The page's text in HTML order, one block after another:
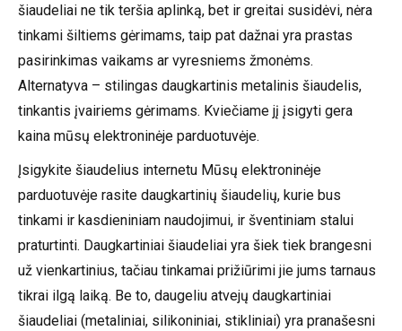
šiaudeliai ne tik teršia aplinką, bet ir greitai susidėvi, nėra
tinkami šiltiems gėrimams, taip pat dažnai yra prastas
pasirinkimas vaikams ar vyresniems žmonėms.
Alternatyva – stilingas daugkartinis metalinis šiaudelis,
tinkantis įvairiems gėrimams. Kviečiame jį įsigyti gera
kaina mūsų elektroninėje parduotuvėje.
Įsigykite šiaudelius internetu Mūsų elektroninėje
parduotuvėje rasite daugkartinių šiaudelių, kurie bus
tinkami ir kasdieniniam naudojimui, ir šventiniam stalui
praturtinti. Daugkartiniai šiaudeliai yra šiek tiek brangesni
už vienkartinius, tačiau tinkamai prižiūrimi jie jums tarnaus
tikrai ilgą laiką. Be to, daugeliu atvejų daugkartiniai
šiaudeliai (metaliniai, silikoniniai, stikliniai) yra pranašesni